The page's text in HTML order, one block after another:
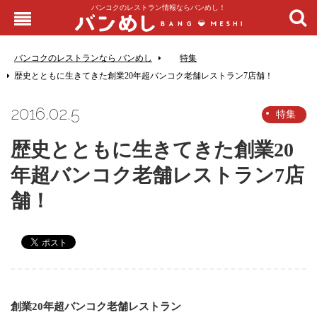
バンコクのレストラン情報ならバンめし！
バンコクのレストランなら バンめし
特集
歴史とともに生きてきた創業20年超バンコク老舗レストラン7店舗！
2016.02.5 特集
歴史とともに生きてきた創業20
年超バンコク老舗レストラン7店
舗！
創業20年超バンコク老舗レストラン